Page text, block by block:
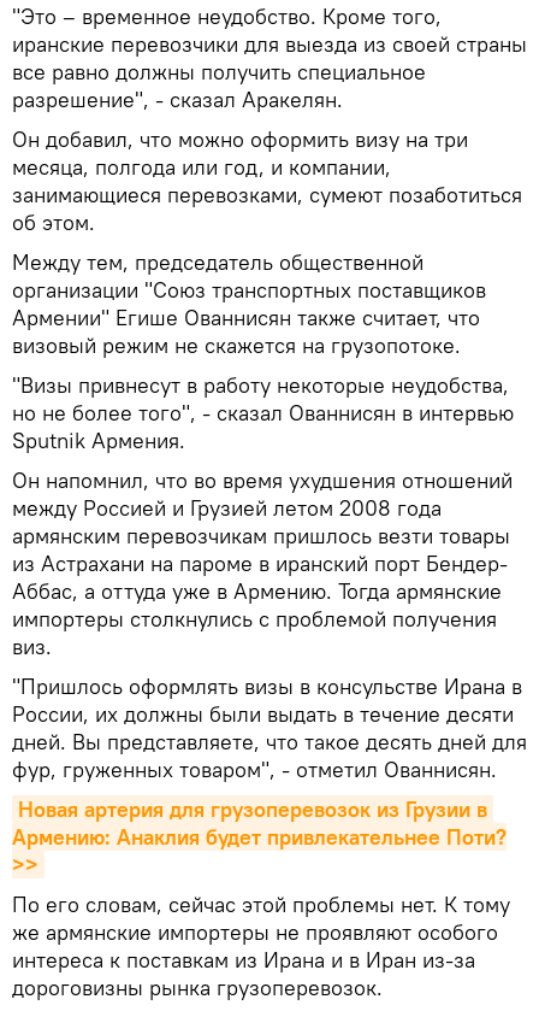
"Это – временное неудобство. Кроме того,
иранские перевозчики для выезда из своей страны
все равно должны получить специальное
разрешение", - сказал Аракелян.
Он добавил, что можно оформить визу на три
месяца, полгода или год, и компании,
занимающиеся перевозками, сумеют позаботиться
об этом.
Между тем, председатель общественной
организации "Союз транспортных поставщиков
Армении" Егише Ованнисян также считает, что
визовый режим не скажется на грузопотоке.
"Визы привнесут в работу некоторые неудобства,
но не более того", - сказал Ованнисян в интервью
Sputnik Армения.
Он напомнил, что во время ухудшения отношений
между Россией и Грузией летом 2008 года
армянским перевозчикам пришлось везти товары
из Астрахани на пароме в иранский порт Бендер-
Аббас, а оттуда уже в Армению. Тогда армянские
импортеры столкнулись с проблемой получения
виз.
"Пришлось оформлять визы в консульстве Ирана в
России, их должны были выдать в течение десяти
дней. Вы представляете, что такое десять дней для
фур, груженных товаром", - отметил Ованнисян.
Новая артерия для грузоперевозок из Грузии в
Армению: Анаклия будет привлекательнее Поти?
>>
По его словам, сейчас этой проблемы нет. К тому
же армянские импортеры не проявляют особого
интереса к поставкам из Ирана и в Иран из-за
дороговизны рынка грузоперевозок.